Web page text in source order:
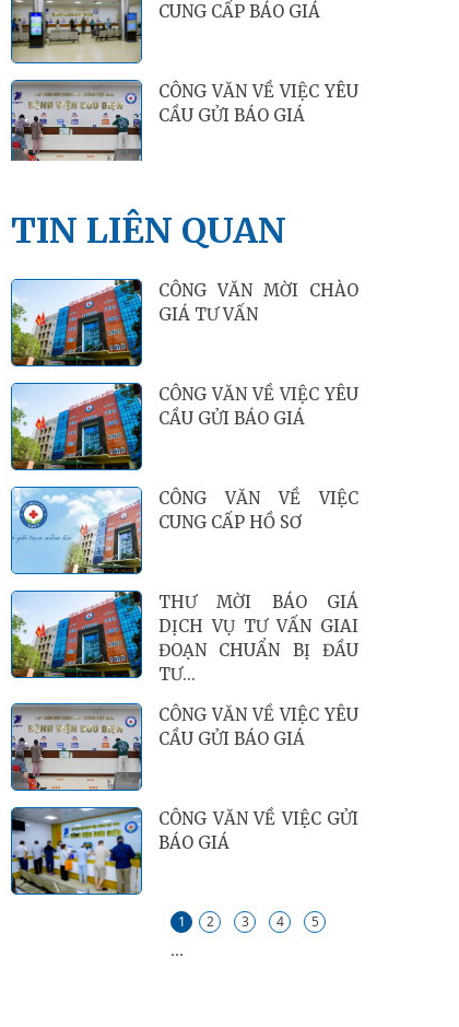
CUNG CẤP BÁO GIÁ
CÔNG VĂN VỀ VIỆC YÊU
CẦU GỬI BÁO GIÁ
TIN LIÊN QUAN
CÔNG VĂN MỜI CHÀO
GIÁ TƯ VẤN
CÔNG VĂN VỀ VIỆC YÊU
CẦU GỬI BÁO GIÁ
CÔNG VĂN VỀ VIỆC
CUNG CẤP HỒ SƠ
THƯ MỜI BÁO GIÁ
DỊCH VỤ TƯ VẤN GIAI
ĐOẠN CHUẨN BỊ ĐẦU
TƯ...
CÔNG VĂN VỀ VIỆC YÊU
CẦU GỬI BÁO GIÁ
CÔNG VĂN VỀ VIỆC GỬI
BÁO GIÁ
1 2 3 4 5
...